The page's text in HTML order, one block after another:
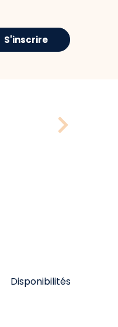
S'inscrire
Disponibilités